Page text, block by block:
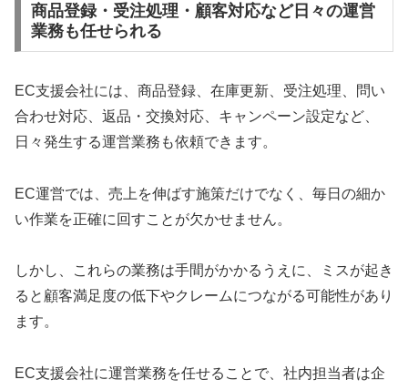
商品登録・受注処理・顧客対応など日々の運営
業務も任せられる
EC支援会社には、商品登録、在庫更新、受注処理、問い
合わせ対応、返品・交換対応、キャンペーン設定など、
日々発生する運営業務も依頼できます。
EC運営では、売上を伸ばす施策だけでなく、毎日の細か
い作業を正確に回すことが欠かせません。
しかし、これらの業務は手間がかかるうえに、ミスが起き
ると顧客満足度の低下やクレームにつながる可能性があり
ます。
EC支援会社に運営業務を任せることで、社内担当者は企